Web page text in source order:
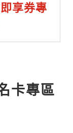
享券專
卡專區